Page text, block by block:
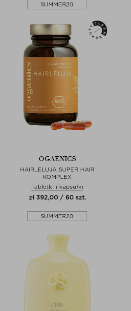
SUMMER20
OGAENICS
HAIRLELUJA SUPER HAIR
KOMPLEX
Tabletki i kapsułki
zł 392,00 / 60 szt.
SUMMER20